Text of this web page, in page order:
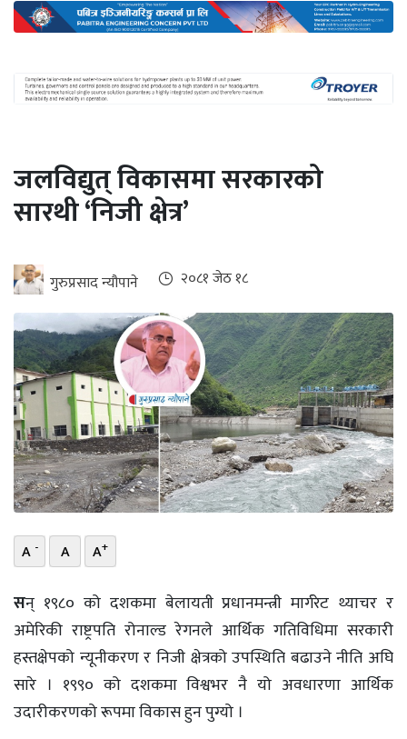
ऊर्जा
दक्षता
खबर
हरित
इभी
सम्पादकीय
बैंक
पर्यटन
भिडियो
छापा
खोज
प्रोफाइल
ऊर्जा
विशेष
जलविद्युत् विकासमा सरकारको
सारथी ‘निजी क्षेत्र’
गुरुप्रसाद न्यौपाने २०८१ जेठ १८
A - A A+
सन् १९८० को दशकमा बेलायती प्रधानमन्त्री मार्गरेट थ्याचर र
अमेरिकी राष्ट्रपति रोनाल्ड रेगनले आर्थिक गतिविधिमा सरकारी
हस्तक्षेपको न्यूनीकरण र निजी क्षेत्रको उपस्थिति बढाउने नीति अघि
सारे । १९९० को दशकमा विश्वभर नै यो अवधारणा आर्थिक
उदारीकरणको रूपमा विकास हुन पुग्यो ।